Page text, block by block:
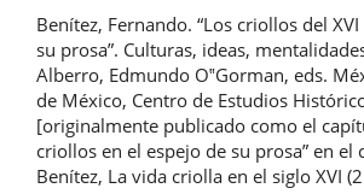
Benítez, Fernando. “Los criollos del
su prosa”. Culturas, ideas,
Alberro, Edmundo O‟Gorman, eds.
de México, Centro de Estudios
[originalmente publicado como el
criollos en el espejo de su prosa” en el
Benítez, La vida criolla en el siglo XVI